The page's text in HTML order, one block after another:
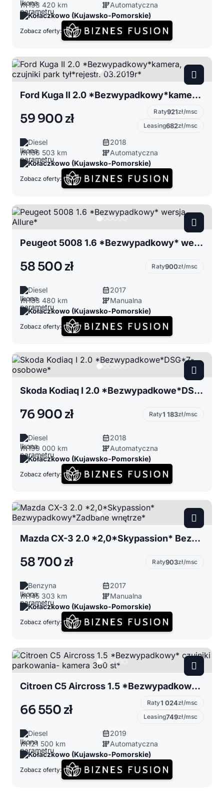
193 420 km
Automatyczna
Kołaczkowo (Kujawsko-Pomorskie)
Zobacz oferty:
Ford Kuga II 2.0 *Bezwypadkowy*kamera, czujniki park tył*rejestr. 03.2019r*
59 900 zł Raty921zł/msc
Leasing682zł/msc
Diesel
2018
166 503 km
Automatyczna
Kołaczkowo (Kujawsko-Pomorskie)
Zobacz oferty:
Peugeot 5008 1.6 *Bezwypadkowy* wersja Allure*
58 500 zł Raty900zł/msc
Diesel
2017
183 480 km
Manualna
Kołaczkowo (Kujawsko-Pomorskie)
Zobacz oferty:
Skoda Kodiaq I 2.0 *Bezwypadkowe*DSG*7-osobowe*
76 900 zł Raty1 183zł/msc
Diesel
2018
199 000 km
Automatyczna
Kołaczkowo (Kujawsko-Pomorskie)
Zobacz oferty:
Mazda CX-3 2.0 *2,0*Skypassion* Bezwypadkowy*Zadbane wnętrze*
58 700 zł Raty903zł/msc
Benzyna
2017
145 303 km
Manualna
Kołaczkowo (Kujawsko-Pomorskie)
Zobacz oferty:
Citroen C5 Aircross 1.5 *Bezwypadkowy* czujniki parkowania- kamera 360 st*
66 550 zł Raty1 024zł/msc
Leasing749zł/msc
Diesel
2019
121 500 km
Automatyczna
Kołaczkowo (Kujawsko-Pomorskie)
Zobacz oferty: